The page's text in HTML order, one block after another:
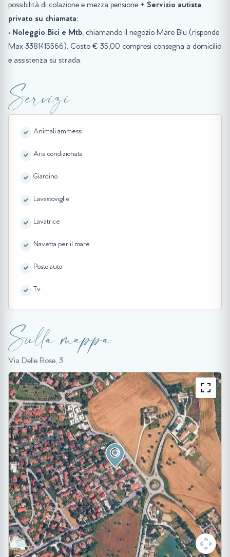
possibilità di colazione e mezza pensione + Servizio autista
privato su chiamata;
• Noleggio Bici e Mtb, chiamando il negozio Mare Blu (risponde
Max 3381415566). Costo € 35,00 compresi consegna a domicilio
e assistenza su strada.
Servizi
Animali ammessi
Aria condizionata
Giardino
Lavastoviglie
Lavatrice
Navetta per il mare
Posto auto
Tv
Sulla mappa
Via Delle Rose, 3